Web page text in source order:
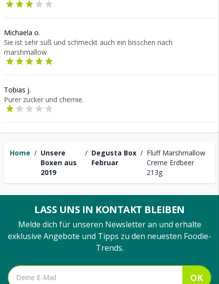
Home / Unsere
Boxen aus
2019
/ Degusta Box
Februar
/ Fluff Marshmallow
Creme Erdbeer
213g
Michaela o.
Sie ist sehr süß und schmeckt auch ein bisschen nach
marshmallow
Tobias j.
Purer zucker und chemie.
LASS UNS IN KONTAKT BLEIBEN
Melde dich für unseren Newsletter an und erhalte
exklusive Angebote und Tipps zu den neuesten Foodie-
Trends.
OK